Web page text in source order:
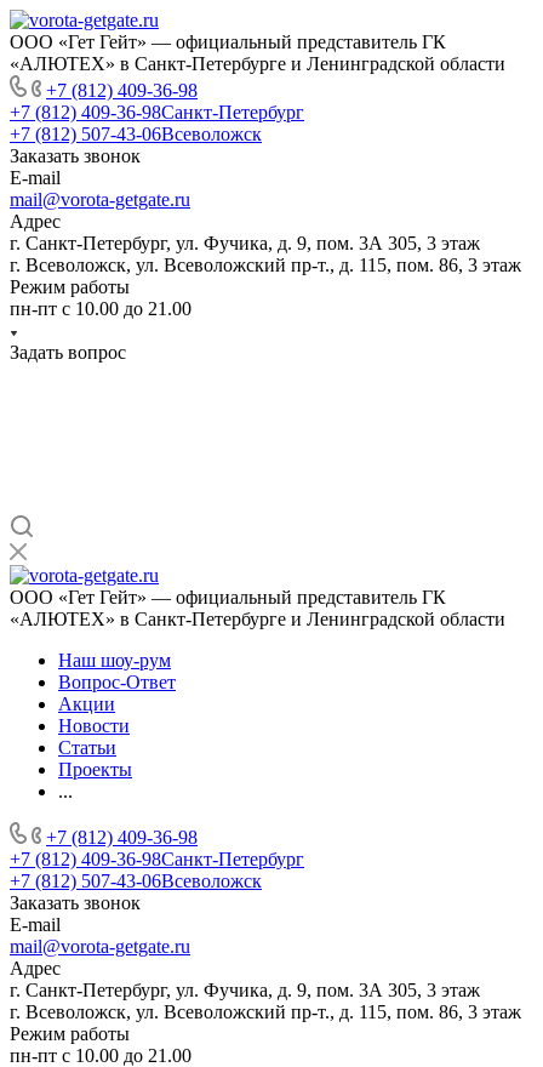
ООО «Гет Гейт» — официальный представитель ГК
«АЛЮТЕХ» в Санкт-Петербурге и Ленинградской области
+7 (812) 409-36-98
+7 (812) 409-36-98Санкт-Петербург
+7 (812) 507-43-06Всеволожск
Заказать звонок
E-mail
mail@vorota-getgate.ru
Адрес
г. Санкт-Петербург, ул. Фучика, д. 9, пом. 3А 305, 3 этаж
г. Всеволожск, ул. Всеволожский пр-т., д. 115, пом. 86, 3 этаж
Режим работы
пн-пт c 10.00 до 21.00
Задать вопрос
ООО «Гет Гейт» — официальный представитель ГК
«АЛЮТЕХ» в Санкт-Петербурге и Ленинградской области
Наш шоу-рум
Вопрос-Ответ
Акции
Новости
Статьи
Проекты
...
+7 (812) 409-36-98
+7 (812) 409-36-98Санкт-Петербург
+7 (812) 507-43-06Всеволожск
Заказать звонок
E-mail
mail@vorota-getgate.ru
Адрес
г. Санкт-Петербург, ул. Фучика, д. 9, пом. 3А 305, 3 этаж
г. Всеволожск, ул. Всеволожский пр-т., д. 115, пом. 86, 3 этаж
Режим работы
пн-пт c 10.00 до 21.00